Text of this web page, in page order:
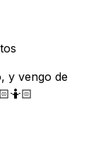
y vengo de